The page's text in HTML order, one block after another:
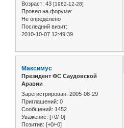
Возраст: 43 [1982-12-28]
Провел на форуме:
Не определено
Последний визит:
2010-10-07 12:49:39
Максимус
Президент ФС Саудовской
Аравии
Зарегистрирован: 2005-08-29
Приглашений: 0
Сообщений: 1452
Уважение: [+0/-0]
Позитив: [+0/-0]